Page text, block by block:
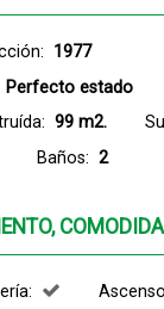
1977
Perfecto estado
99 m2.
Baños: 2